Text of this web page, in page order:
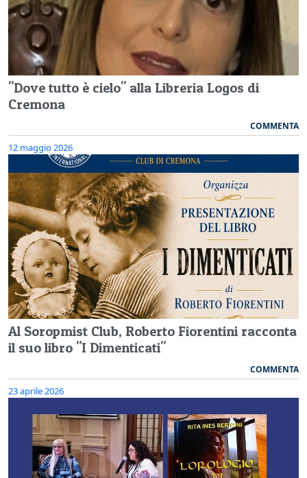
"Dove tutto è cielo" alla Libreria Logos di
Cremona
COMMENTA
12 maggio 2026
Al Soropmist Club, Roberto Fiorentini racconta
il suo libro "I Dimenticati"
COMMENTA
23 aprile 2026